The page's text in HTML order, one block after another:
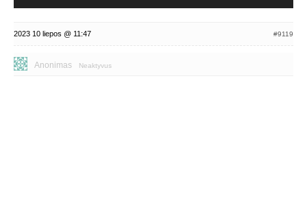
2023 10 liepos @ 11:47 #9119
Anonimas Neaktyvus